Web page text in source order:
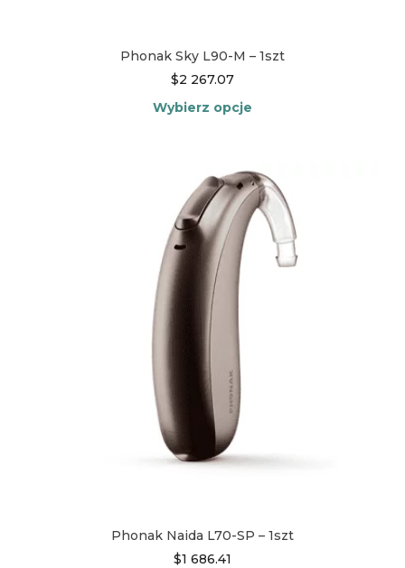
Phonak Sky L90-M – 1szt
$2 267.07
Wybierz opcje
wiele
wariantów.
Opcje
można
wybrać
na
stronie
produktu
Phonak Naida L70-SP – 1szt
$1 686.41